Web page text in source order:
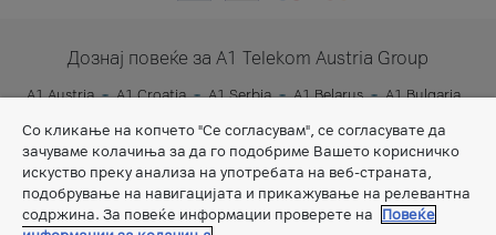
Дознај повеќе за A1 Telekom Austria Group
A1 Austria A1 Croatia A1 Serbia A1 Belarus
A1 Bulgaria
Со кликање на копчето "Се согласувам", се согласувате да
зачуваме колачиња за да го подобриме Вашето корисничко
искуство преку анализа на употребата на веб-страната,
подобрување на навигацијата и прикажување на релевантна
содржина. За повеќе информации проверете на
Повеќе